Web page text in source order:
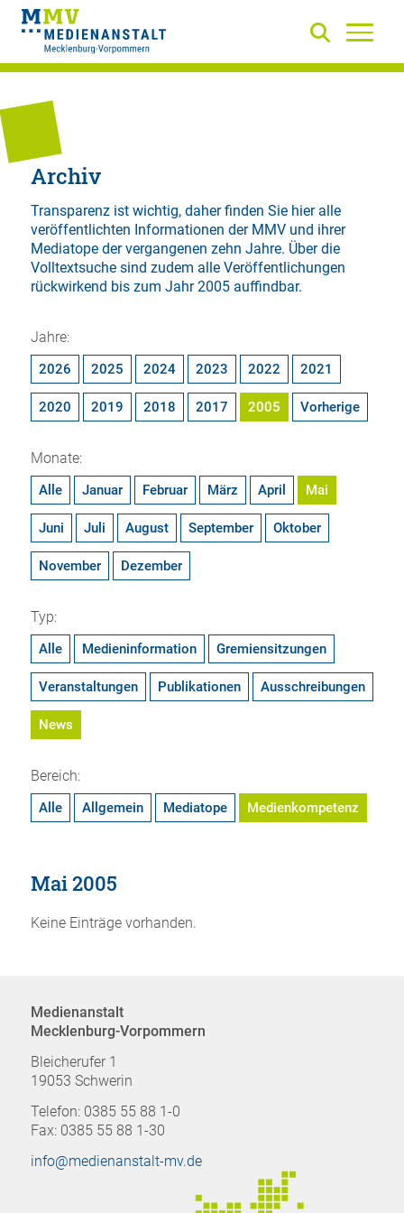
Archiv
Transparenz ist wichtig, daher finden Sie hier alle
veröffentlichten Informationen der MMV und ihrer
Mediatope der vergangenen zehn Jahre. Über die
Volltextsuchesind zudem alle Veröffentlichungen
rückwirkend bis zum Jahr 2005 auffindbar.
Jahre:
2026 2025 2024 2023 2022 2021
2020 2019 2018 2017 2005 Vorherige
Monate:
Alle Januar Februar März April Mai
Juni Juli August September Oktober
November Dezember
Typ:
Alle Medieninformation Gremiensitzungen
Veranstaltungen Publikationen Ausschreibungen
News
Bereich:
Alle Allgemein Mediatope Medienkompetenz
Mai 2005
Keine Einträge vorhanden.
Medienanstalt
Mecklenburg-Vorpommern
Bleicherufer 1
19053 Schwerin
Telefon: 0385 55 88 1-0
Fax: 0385 55 88 1-30
info@medienanstalt-mv.de